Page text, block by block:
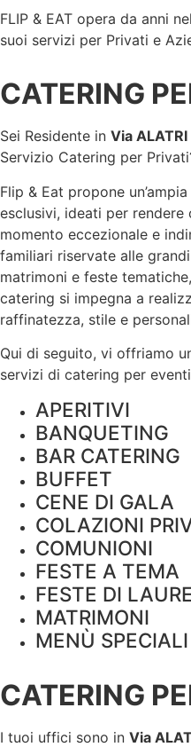
FLIP & EAT opera da anni
suoi servizi per Privati e
CATERING
Sei Residente in Via ALATRI
Servizio Catering per
Flip & Eat propone
esclusivi, ideati per
momento eccezionale e
familiari riservate alle
matrimoni e feste
catering si impegna a
raffinatezza, stile e
Qui di seguito, vi offriamo
servizi di catering per
APERITIVI
BANQUETING
BAR CATERING
BUFFET
CENE DI GALA
COLAZIONI
COMUNIONI
FESTE A TEMA
FESTE DI
MATRIMONI
MENÙ SPECIALI
CATERING
I tuoi uffici sono in Via